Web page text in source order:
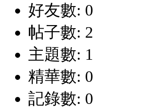
好友數: 0
帖子數: 2
主題數: 1
精華數: 0
記錄數: 0